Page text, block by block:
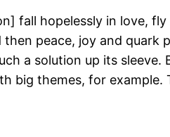
fall hopelessly in love,
peace, joy and quark
a solution up its sleeve.
big themes, for example.